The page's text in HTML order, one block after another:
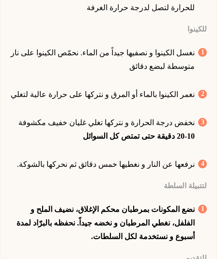
للحرارة لتصل لدرجة حرارة الغرفة
للكينوا
نغسل الكينوا و نصفيها جيداً من الماء. نحمّص الكينوا على نار
متوسطة لبضع دقائق
نغمر الكينوا بالماء أو المرق و نتركها على حرارة عالية لتغلي
نخفض درجة الحرارة و نتركها تغلي غليان خفيف مكشوفة
10-20 دقيقة حتى تمتص كل السوائل
نرفعها عن النار و نغطيها خمس دقائق ثم نحركها بالشوكة.
لتتبيلة السلطة
نضع المكونات بمرطبان محكم الإغلاق، نضيف الملح و
الفلفل، نغطي المرطبان و نخضه جيداً. نحفظه بالبرّاد لمدة
أسبوع و نستخدمة لكل السلطات.